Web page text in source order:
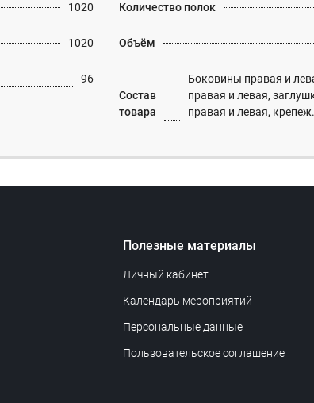
1020
1020
96
Количество полок
Объём
Состав
товара
Боковины правая и
правая и левая,
правая и левая,
Полезные материалы
Личный кабинет
Календарь мероприятий
Персональные данные
Пользовательское соглашение